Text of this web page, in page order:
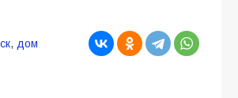
, дом